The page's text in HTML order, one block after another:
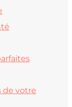
de votre